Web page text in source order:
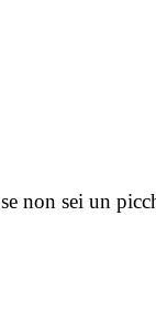
non sei un